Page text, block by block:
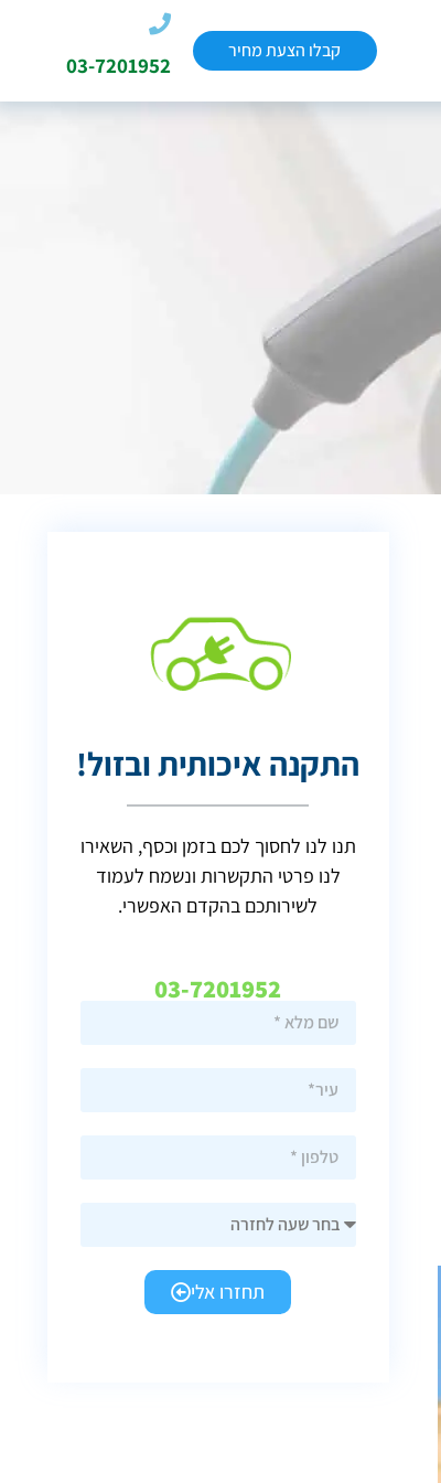
קבלו הצעת מחיר
03-7201952
התקנה איכותית ובזול!
תנו לנו לחסוך לכם בזמן וכסף, השאירו
לנו פרטי התקשרות ונשמח לעמוד
לשירותכם בהקדם האפשרי.
03-7201952
תחזרו אלי